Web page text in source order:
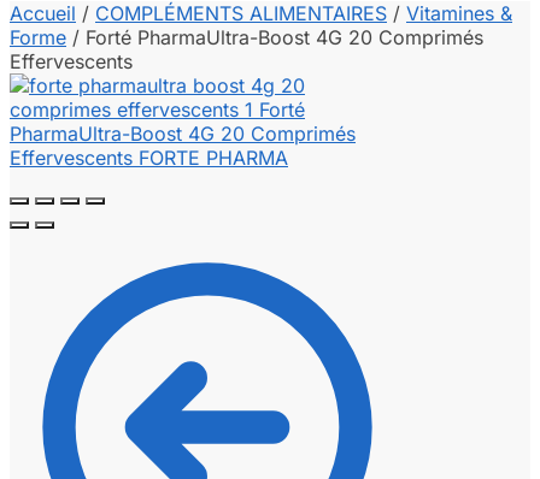
Accueil / COMPLÉMENTS ALIMENTAIRES / Vitamines &
Forme / Forté PharmaUltra-Boost 4G 20 Comprimés
Effervescents